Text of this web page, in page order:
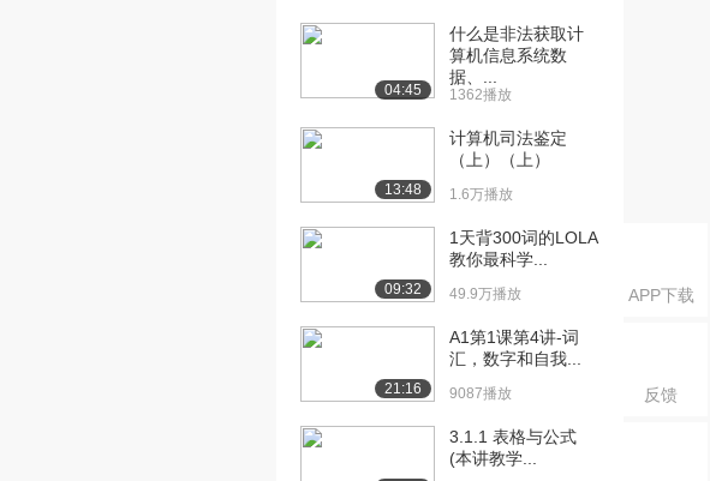
APP下载
反馈
04:45
什么是非法获取计
算机信息系统数
据、...
1362播放
13:48
计算机司法鉴定
（上）（上）
1.6万播放
09:32
1天背300词的LOLA
教你最科学...
49.9万播放
21:16
A1第1课第4讲-词
汇，数字和自我...
9087播放
3.1.1 表格与公式
(本讲教学...